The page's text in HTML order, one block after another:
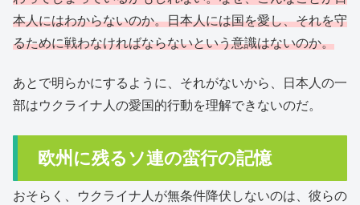
本人にはわからないのか。日本人には国を愛し、それを守
るために戦わなければならないという意識はないのか。
あとで明らかにするように、それがないから、日本人の一
部はウクライナ人の愛国的行動を理解できないのだ。
欧州に残るソ連の蛮行の記憶
おそらく、ウクライナ人が無条件降伏しないのは、彼らの